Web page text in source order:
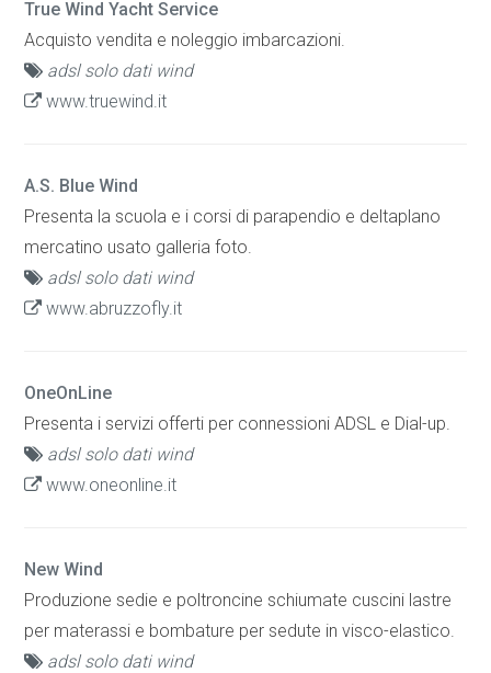
True Wind Yacht Service
Acquisto vendita e noleggio imbarcazioni.
adsl solo dati wind
www.truewind.it
A.S. Blue Wind
Presenta la scuola e i corsi di parapendio e deltaplano
mercatino usato galleria foto.
adsl solo dati wind
www.abruzzofly.it
OneOnLine
Presenta i servizi offerti per connessioni ADSL e Dial-up.
adsl solo dati wind
www.oneonline.it
New Wind
Produzione sedie e poltroncine schiumate cuscini lastre
per materassi e bombature per sedute in visco-elastico.
adsl solo dati wind